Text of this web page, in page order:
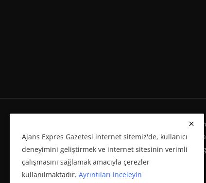
Ajans Expres Gazetesi Copyright © Her Hakkı Haber
Eserleri Kanunu'na %100 uygun olarak
yeniden yayımı ve herhangi bir ortamda basılması,
politikasına bağlı olarak önceden yazılı izin gerektirir.
Ajans Expres Gazetesi internet sitemiz'de, kullanıcı
deneyimini geliştirmek ve internet sitesinin verimli
çalışmasını sağlamak amacıyla çerezler
kullanılmaktadır. Ayrıntıları inceleyin